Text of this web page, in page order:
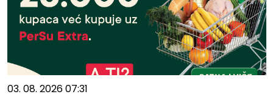
03. 08. 2026 07:31